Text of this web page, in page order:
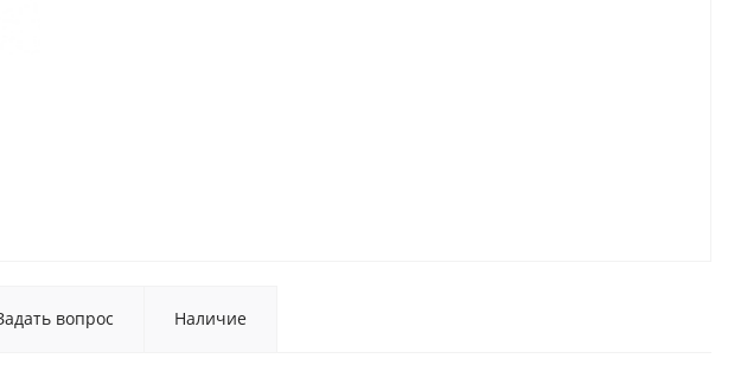
вопрос Наличие